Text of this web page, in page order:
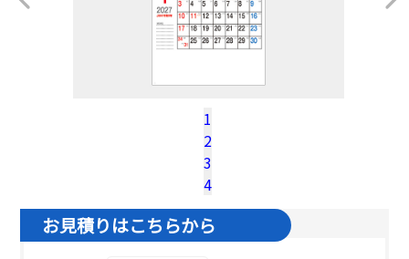
1
2
3
4
税込100冊参考単価：
名入れ基本色１色の場合の単価です。
お見積りはこちらから